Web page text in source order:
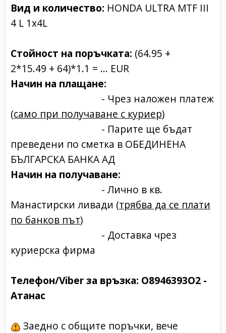
Вид и количество: HONDA ULTRA MTF III
4 L 1x4L
Стойност на поръчката: (64.95 +
2*15.49 + 64)*1.1 = ... EUR
Начин на плащане:
- Чрез наложен платеж
(само при получаване с куриер)
- Парите ще бъдат
преведени по сметка в ОБЕДИНЕНА
БЪЛГАРСКА БАНКА АД
Начин на получаване:
- Лично в кв.
Манастирски ливади (трябва да се плати
по банков път)
- Доставка чрез
куриерска фирма
Телефон/Viber за връзка: O8946393O2 -
Атанас
Заедно с общите поръчки, вече